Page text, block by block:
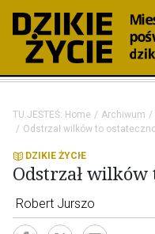
TU JESTEŚ: Home Archiwum
Odstrzał wilków to
DZIKIE ŻYCIE
Odstrzał wilków
Robert Jurszo